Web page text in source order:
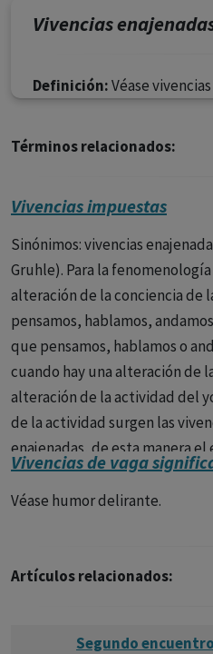
caso concreto, el tratamiento
necesidades del paciente.
Vivencias
Definición:Véase
Términos relacionados:
Vivencias impuestas
Sinónimos: vivencias
Gruhle). Para la
alteración de la conciencia de
pensamos, hablamos,
que pensamos, hablamos o
cuando hay una alteración de
alteración de la actividad del
de la actividad surgen las
enajenadas, de esta manera
otros los que le hacen pensar
que le hacen hablar así, hace
fenómeno denominándole
Vivencias de vaga
Véase humor delirante.
Artículos relacionados:
Segundo